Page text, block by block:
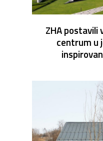
ZHA postavili
centrum u